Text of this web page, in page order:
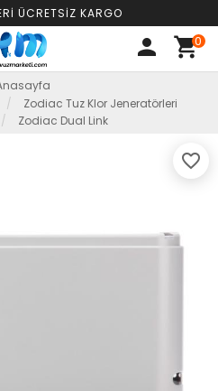
ÜCRETSİZ KARGO
person shopping_cart0
Zodiac Tuz Klor Jeneratörleri
Zodiac Dual Link
favorite_border